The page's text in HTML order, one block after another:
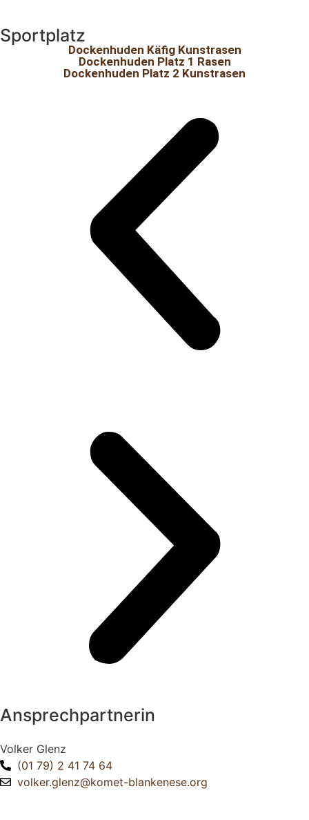
Sportplatz
Dockenhuden Käfig Kunstrasen
Dockenhuden Platz 1 Rasen
Dockenhuden Platz 2 Kunstrasen
Ansprechpartnerin
Volker Glenz
(01 79) 2 41 74 64
volker.glenz@komet-blankenese.org